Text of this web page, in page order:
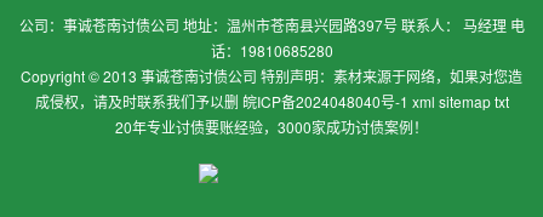
公司：事诚苍南讨债公司 地址：温州市苍南县兴园路397号 联系人： 马经理 电
话：19810685280
Copyright © 2013 事诚苍南讨债公司 特别声明：素材来源于网络，如果对您造
成侵权，请及时联系我们予以删 皖ICP备2024048040号-1 xml sitemap txt
20年专业讨债要账经验，3000家成功讨债案例！